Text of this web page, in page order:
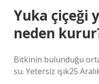
Yuka çiçeği
neden
Bitkinin bulunduğu
su. Yetersiz ışık25